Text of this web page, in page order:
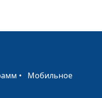
Юлия Синицына,
• Мобильное